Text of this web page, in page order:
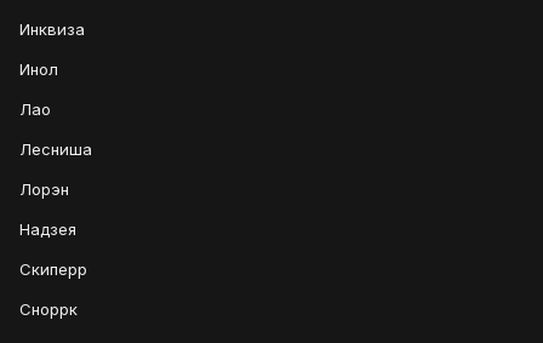
Инквиза
Инол
Лао
Лесниша
Лорэн
Надзея
Скиперр
Сноррк